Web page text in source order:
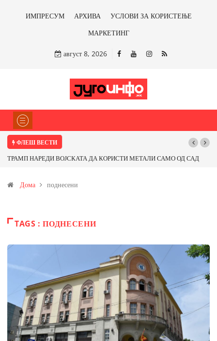
ИМПРЕСУМ АРХИВА
УСЛОВИ ЗА КОРИСТЕЊЕ
МАРКЕТИНГ
август 8, 2026
ФЛЕШ ВЕСТИ
ТРАМП НАРЕДИ ВОЈСКАТА ДА КОРИСТИ МЕТАЛИ САМО ОД САД
Иловица и со антимонот?
Дома поднесени
TAGS : ПОДНЕСЕНИ